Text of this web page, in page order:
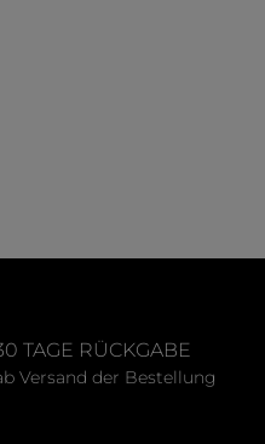
TAGE RÜCKGABE
Versand der Bestellung